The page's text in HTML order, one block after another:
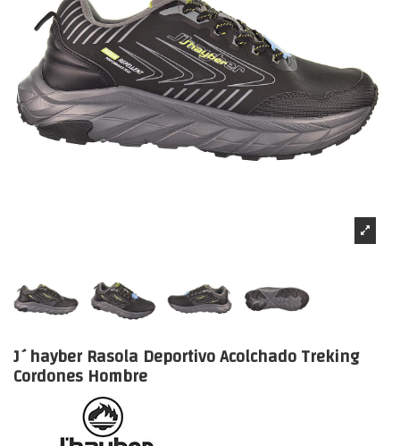
J´hayber Rasola Deportivo Acolchado Treking
Cordones Hombre